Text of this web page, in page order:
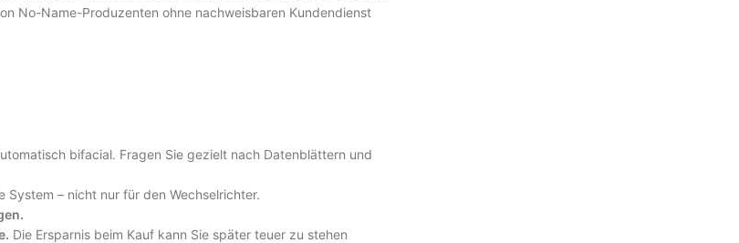
No-Name-Produzenten ohne nachweisbaren Kundendienst
bifacial. Fragen Sie gezielt nach Datenblättern und
System – nicht nur für den Wechselrichter.
Die Ersparnis beim Kauf kann Sie später teuer zu stehen